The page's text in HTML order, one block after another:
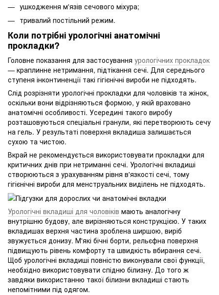
ушкодження м'язів сечового міхура;
тривалий постільний режим.
Коли потрібні урологічні анатомічні
прокладки?
Головне показання для застосування урологічних прокладок
— краплинне нетримання, підтікання сечі. Для середнього
ступеня інконтиненції такі гігієнічні вироби не підходять.
Слід розрізняти урологічні прокладки для чоловіків та жінок,
оскільки вони відрізняються формою, у якій враховано
анатомічні особливості. Усередині такого виробу
розташовуються спеціальні гранули, які перетворюють сечу
на гель. У результаті поверхня вкладиша залишається
сухою та чистою.
Вкрай не рекомендується використовувати прокладки для
критичних днів при нетриманні сечі. Урологічні вкладиші
створюються з урахуванням рівня в'язкості сечі, тому
гігієнічні вироби для менструальних виділень не підходять.
Урологічні вкладиші для чоловіків мають аналогічну
внутрішню будову, але вирізняються конструкцією. У таких
вкладишах верхня частина зроблена ширшою, виріб
звужується донизу. М'які бічні борти, рельєфна поверхня
підвищують рівень комфорту та швидкість вбирання сечі.
Щоб урологічні вкладиші повністю виконували свої функції,
необхідно використовувати спідню білизну. До того ж
завдяки використанню такої білизни вкладиші стають
непомітними під одягом.